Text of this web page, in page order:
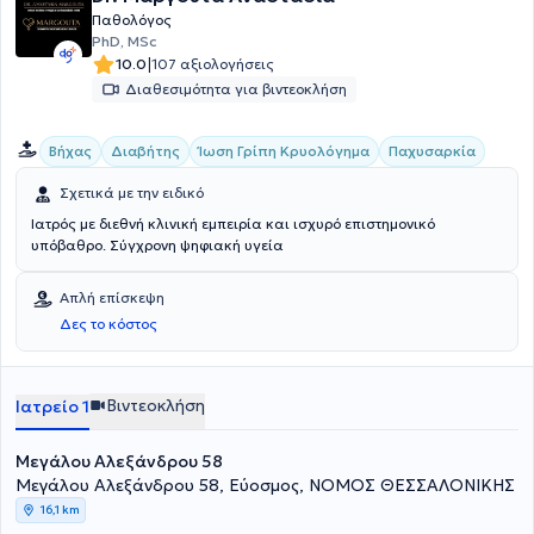
Παθολόγος
PhD, MSc
10.0|107 αξιολογήσεις
Διαθεσιμότητα για βιντεοκλήση
Βήχας Διαβήτης Ίωση Γρίπη Κρυολόγημα Παχυσαρκία
Σχετικά με την ειδικό
Ιατρός με διεθνή κλινική εμπειρία και ισχυρό επιστημονικό
υπόβαθρο. Σύγχρονη ψηφιακή υγεία
Απλή επίσκεψη
Δες το κόστος
Ιατρείο 1 Βιντεοκλήση
Μεγάλου Αλεξάνδρου 58
Μεγάλου Αλεξάνδρου 58, Εύοσμος, ΝΟΜΟΣ ΘΕΣΣΑΛΟΝΙΚΗΣ
16,1 km